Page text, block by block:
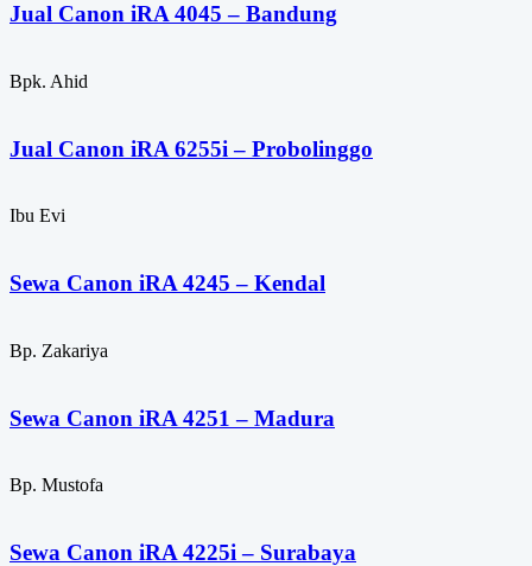
Jual Canon iRA 4045 – Bandung
Bpk. Ahid
Jual Canon iRA 6255i – Probolinggo
Ibu Evi
Sewa Canon iRA 4245 – Kendal
Bp. Zakariya
Sewa Canon iRA 4251 – Madura
Bp. Mustofa
Sewa Canon iRA 4225i – Surabaya